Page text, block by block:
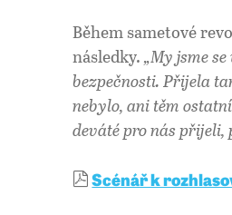
Během sametové
následky.„My jsme
bezpečnosti. Přijela
nebylo, ani těm
deváté pro nás
Scénář k